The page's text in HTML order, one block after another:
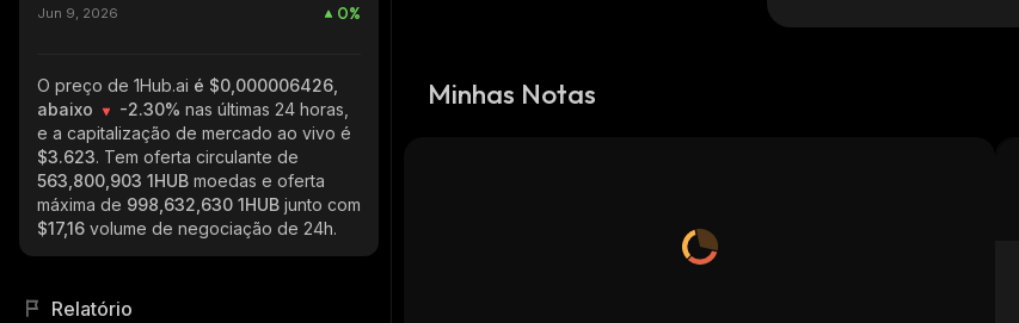
Jun 9, 2026 0%
O preço de 1Hub.ai é $0,000006426,
abaixo
-2.30% nas últimas 24 horas,
e a capitalização de mercado ao vivo é
$3.623. Tem oferta circulante de
563,800,903 1HUB moedas e oferta
máxima de 998,632,630 1HUB junto com
$17,16 volume de negociação de 24h.
Relatório
Minhas Notas